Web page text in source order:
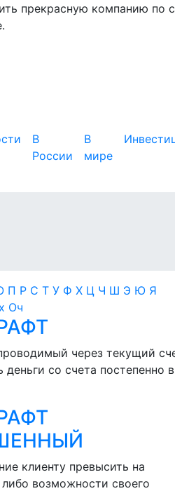
прекрасную компанию по
В
России
В
мире
П Р С Т У Ф Х Ц Ч Ш Э Ю Я
Оч
через текущий
деньги со счета постепенно в
клиенту превысить на
возможности своего